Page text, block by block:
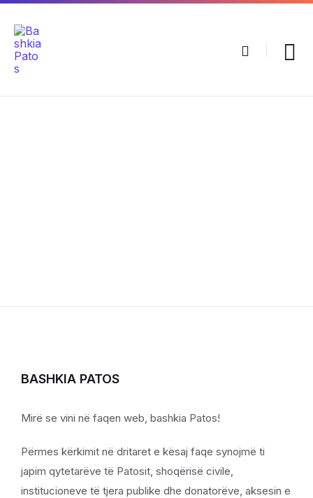
BASHKIA PATOS
Mirë se vini në faqen web, bashkia Patos!
Përmes kërkimit në dritaret e kësaj faqe synojmë ti
japim qytetarëve të Patosit, shoqërisë civile,
institucioneve të tjera publike dhe donatorëve, aksesin e